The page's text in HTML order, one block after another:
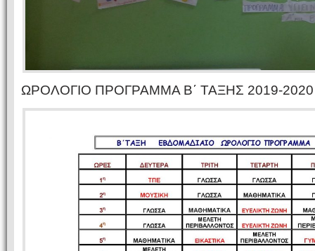
ΩΡΟΛΟΓΙΟ ΠΡΟΓΡΑΜΜΑ Β΄ ΤΑΞΗΣ 2019-2020